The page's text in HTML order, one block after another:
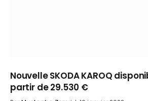
Nouvelle SKODA KAROQ
partir de 29.530 €